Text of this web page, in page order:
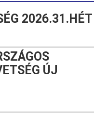
2026.31.HÉT
ÚJ